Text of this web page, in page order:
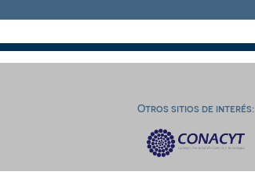
Otros sitios de interés: